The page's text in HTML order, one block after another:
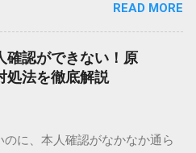
密着した各拠点が配送をコント
況に合わせた柔軟な相談がし
は、今抱えている悩みがどの
していきましょう。 1. 荷物の
荷物がいったいどこにあるの
い」と不安を感じる方も多いは
スからカジュアルな集まりま
立ち振る舞えるための「一本
具体的なセリフ例まで丁寧に
の本質と効果 一本締めは、単
はありません。その時間、そ
。 一本締めがもたらすポジティ
READ MORE
確認ができない！原
処法を徹底解説
のに、本人確認がなかなか通ら